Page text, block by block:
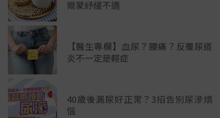
爾蒙紓緩不適
【醫生專欄】血尿？腰痛？反覆尿道
炎不一定是輕症
40歲後漏尿好正常？3招告別尿滲煩
惱